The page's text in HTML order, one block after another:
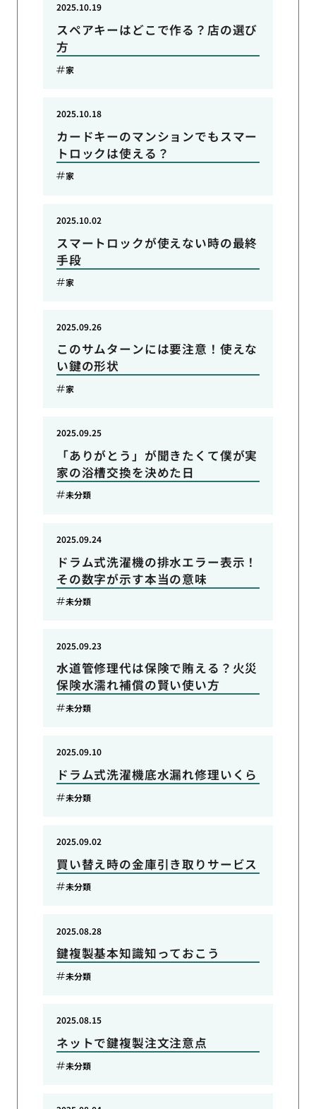
スペアキーはどこで作る？店の選び
方
2025.10.19
家
カードキーのマンションでもスマー
トロックは使える？
2025.10.18
家
スマートロックが使えない時の最終
手段
2025.10.02
家
このサムターンには要注意！使えな
い鍵の形状
2025.09.26
家
「ありがとう」が聞きたくて僕が実
家の浴槽交換を決めた日
2025.09.25
未分類
ドラム式洗濯機の排水エラー表示！
その数字が示す本当の意味
2025.09.24
未分類
水道管修理代は保険で賄える？火災
保険水濡れ補償の賢い使い方
2025.09.23
未分類
ドラム式洗濯機底水漏れ修理いくら
2025.09.10
未分類
買い替え時の金庫引き取りサービス
2025.09.02
未分類
鍵複製基本知識知っておこう
2025.08.28
未分類
ネットで鍵複製注文注意点
2025.08.15
未分類